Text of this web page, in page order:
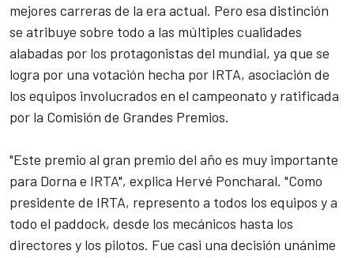
mejores carreras de la era actual. Pero esa distinción
se atribuye sobre todo a las múltiples cualidades
alabadas por los protagonistas del mundial, ya que se
logra por una votación hecha por IRTA, asociación de
los equipos involucrados en el campeonato y ratificada
por la Comisión de Grandes Premios.
"Este premio al gran premio del año es muy importante
para Dorna e IRTA", explica Hervé Poncharal. "Como
presidente de IRTA, represento a todos los equipos y a
todo el paddock, desde los mecánicos hasta los
directores y los pilotos. Fue casi una decisión unánime